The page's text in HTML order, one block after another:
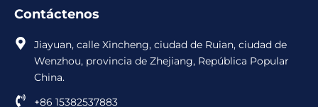
Contáctenos
Jiayuan, calle Xincheng, ciudad de Ruian, ciudad de
Wenzhou, provincia de Zhejiang, República Popular
China.
+86 15382537883